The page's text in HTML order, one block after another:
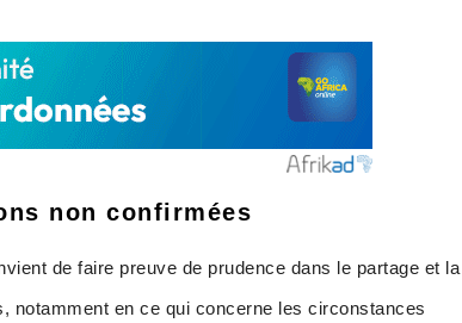
non confirmées
de faire preuve de prudence dans le partage et la
notamment en ce qui concerne les circonstances